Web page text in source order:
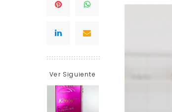
Ver Siguiente